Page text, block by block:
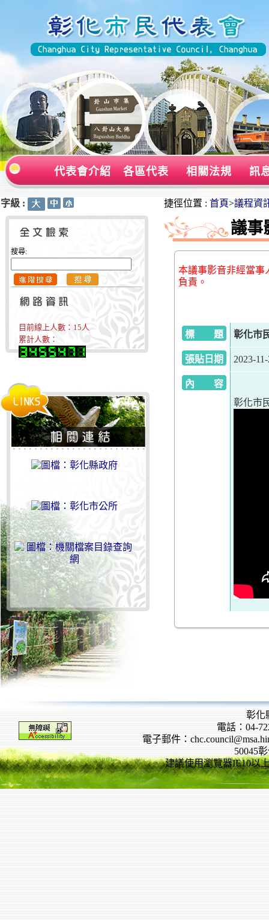
代表會介紹 各區代表 相關法規 訊
字級 :
搜尋:
目前線上人數： 15人
累計人數：
捷徑位置 : 首頁>議程資
議事
本議事影音非經當事
負責。
標 題 彰化市
張貼日期 2023-
內 容
彰化市
彰化
電話：04-
電子郵件：
50045
建議使用瀏覽器IE10以